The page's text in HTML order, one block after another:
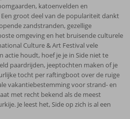
katoenvelden en
groot deel van de populariteit dankt
zandstranden, gezellige
omgeving en het bruisende culturele
Culture & Art Festival vele
actie houdt, hoef je je in Side niet te
paardrijden, jeeptochten maken of je
tocht per raftingboot over de ruige
vakantiebestemming voor strand- en
met recht bekend als de meest
Je leest het, Side op zich is al een